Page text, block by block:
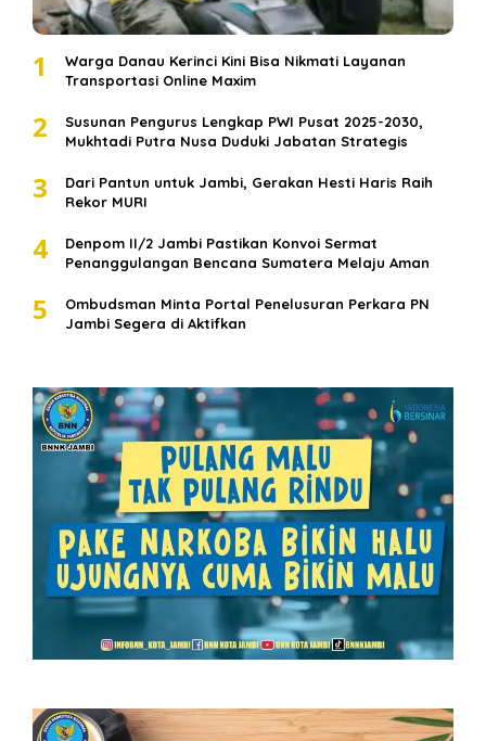
1
Warga Danau Kerinci Kini Bisa Nikmati Layanan
Transportasi Online Maxim
2
Susunan Pengurus Lengkap PWI Pusat 2025-2030,
Mukhtadi Putra Nusa Duduki Jabatan Strategis
3
Dari Pantun untuk Jambi, Gerakan Hesti Haris Raih
Rekor MURI
4
Denpom II/2 Jambi Pastikan Konvoi Sermat
Penanggulangan Bencana Sumatera Melaju Aman
5
Ombudsman Minta Portal Penelusuran Perkara PN
Jambi Segera di Aktifkan